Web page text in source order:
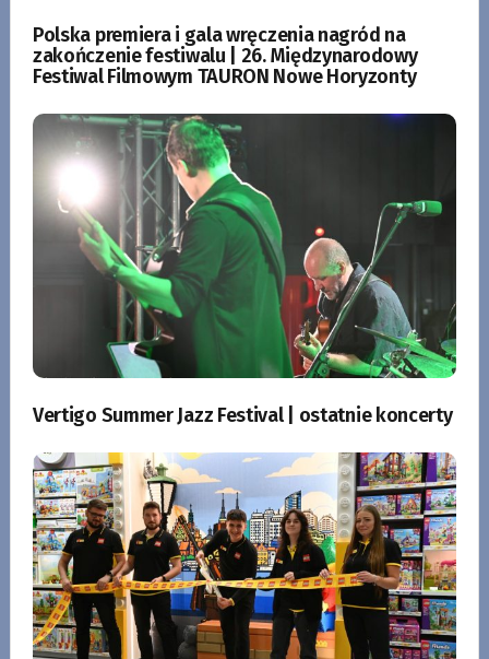
Polska premiera i gala wręczenia nagród na
zakończenie festiwalu | 26. Międzynarodowy
Festiwal Filmowym TAURON Nowe Horyzonty
Vertigo Summer Jazz Festival | ostatnie koncerty